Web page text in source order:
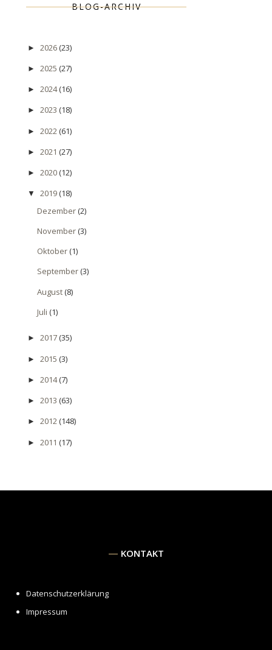
BLOG-ARCHIV
► 2026(23)
► 2025 (27)
► 2024(16)
► 2023 (18)
► 2022 (61)
► 2021 (27)
► 2020(12)
▼ 2019(18)
Dezember(2)
November(3)
Oktober(1)
September(3)
August(8)
Juli (1)
► 2017(35)
► 2015 (3)
► 2014(7)
► 2013 (63)
► 2012(148)
► 2011 (17)
KONTAKT
Datenschutzerklärung
Impressum